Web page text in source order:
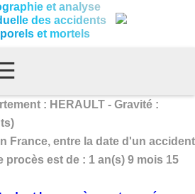
et analyse
des accidents
et mortels
: HERAULT - Gravité :
France, entre la date d'un accident
procès est de : 1 an(s) 9 mois 15